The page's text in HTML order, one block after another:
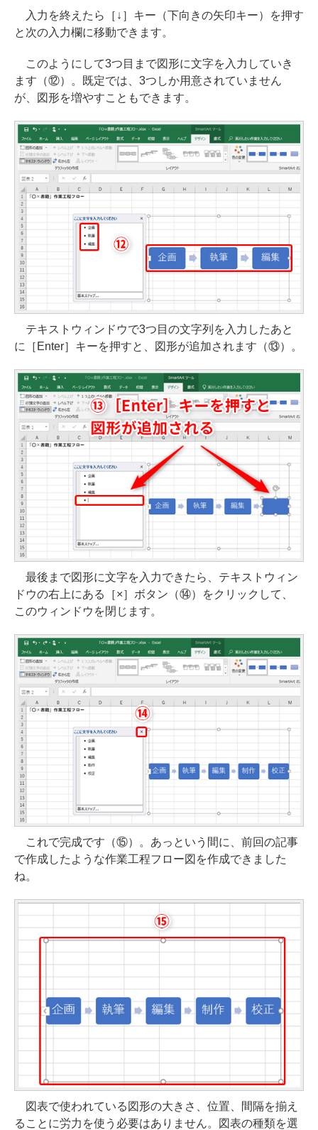
入力を終えたら［↓］キー（下向きの矢印キー）を押す
と次の入力欄に移動できます。
このようにして3つ目まで図形に文字を入力していき
ます（⑫）。既定では、3つしか用意されていません
が、図形を増やすこともできます。
テキストウィンドウで3つ目の文字列を入力したあと
に［Enter］キーを押すと、図形が追加されます（⑬）。
最後まで図形に文字を入力できたら、テキストウィン
ドウの右上にある［×］ボタン（⑭）をクリックして、
このウィンドウを閉じます。
これで完成です（⑮）。あっという間に、前回の記事
で作成したような作業工程フロー図を作成できました
ね。
図表で使われている図形の大きさ、位置、間隔を揃え
ることに労力を使う必要はありません。図表の種類を選